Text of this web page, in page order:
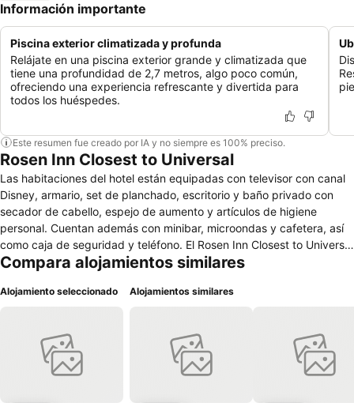
Información importante
Piscina exterior climatizada y profunda
Relájate en una piscina exterior grande y climatizada que
tiene una profundidad de 2,7 metros, algo poco común,
ofreciendo una experiencia refrescante y divertida para
todos los huéspedes.
Este resumen fue creado por IA y no siempre es 100% preciso.
Rosen Inn Closest to Universal
Las habitaciones del hotel están equipadas con televisor con canal
Disney, armario, set de planchado, escritorio y baño privado con
secador de cabello, espejo de aumento y artículos de higiene
personal. Cuentan además con minibar, microondas y cafetera, así
como caja de seguridad y teléfono. El Rosen Inn Closest to Universal
es un hotel sencillo orientado al turismo familiar y de ocio que se
encuentra situado a menos de cinco minutos en automóvil del
de movilidad reducida y dispone de parking cubierto, seguridad 24
horas, sala de juegos, centro de negocios, servicio gratuito de
traslado a los parques y punto de carga de vehículos eléctricos. El
Compara alojamientos similares
Alojamiento seleccionado Alojamientos similares